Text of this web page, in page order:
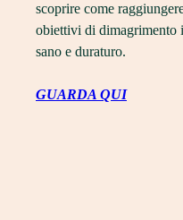
scoprire come
obiettivi di dimagrimento
sano e duraturo.
GUARDA QUI